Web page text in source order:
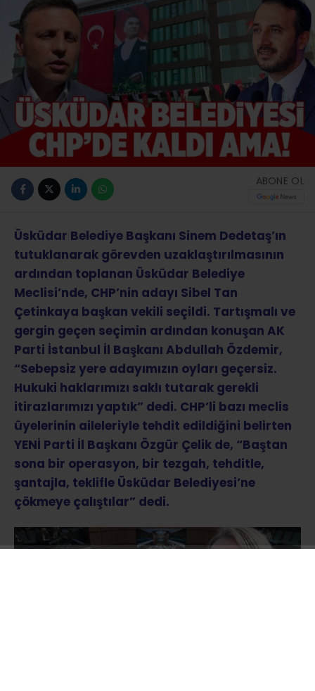
ABONE OL
Üsküdar Belediye Başkanı Sinem Dedetaş’ın
tutuklanarak görevden uzaklaştırılmasının
ardından toplanan Üsküdar Belediye
Meclisi’nde, CHP’nin adayı Sibel Tan
Çetinkaya başkan vekili seçildi. Tartışmalı ve
gergin geçen seçimin ardından konuşan AK
Parti İstanbul İl Başkanı Abdullah Özdemir,
“Sebepsiz yere adayımızın oyları geçersiz.
Hukuki haklarımızı saklı tutarak gerekli
itirazlarımızı yaptık” dedi. CHP’li bazı meclis
üyelerinin aileleriyle tehdit edildiğini belirten
YENİ Parti İl Başkanı Özgür Çelik de, “Baştan
sona bir operasyon, bir tezgah, tehditle,
şantajla, teklifle Üsküdar Belediyesi’ne
çökmeye çalıştılar” dedi.